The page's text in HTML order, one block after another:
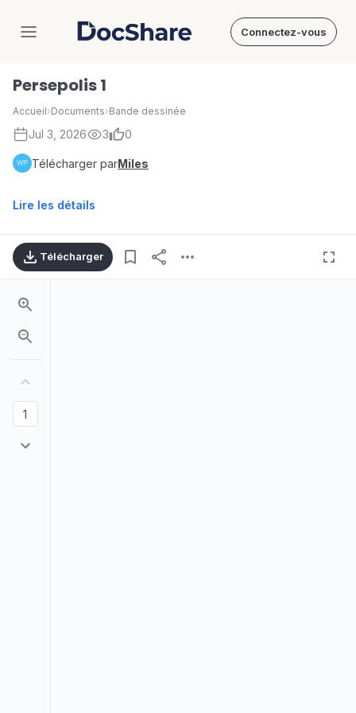
DocShare Connectez-vous
Persepolis 1
Accueil›Documents›Bande dessinée
Jul 3, 2026 3 0
Télécharger parMiles
Lire les détails
Télécharger